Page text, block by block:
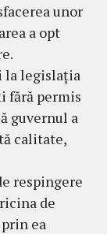
unor
a opt
la legislația
fără permis
guvernul a
calitate,
respingere
de
ea